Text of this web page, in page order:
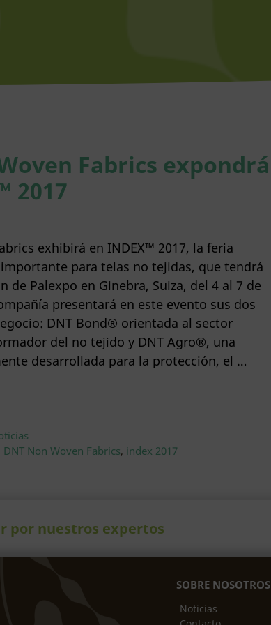
Fabrics expondrá
2017
exhibirá en INDEX™ 2017, la feria
para telas no tejidas, que tendrá
de Palexpo en Ginebra, Suiza, del 4 al 7 de
presentará en este evento sus dos
DNT Bond® orientada al sector
del no tejido y DNT Agro®, una
desarrollada para la protección, el …
DNT Non Woven Fabrics, index 2017
por nuestros expertos
SOBRE NOSOTROS
Noticias